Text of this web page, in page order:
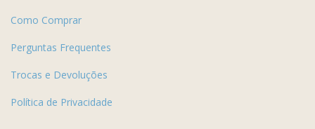
Como Comprar
Perguntas Frequentes
Trocas e Devoluções
Política de Privacidade